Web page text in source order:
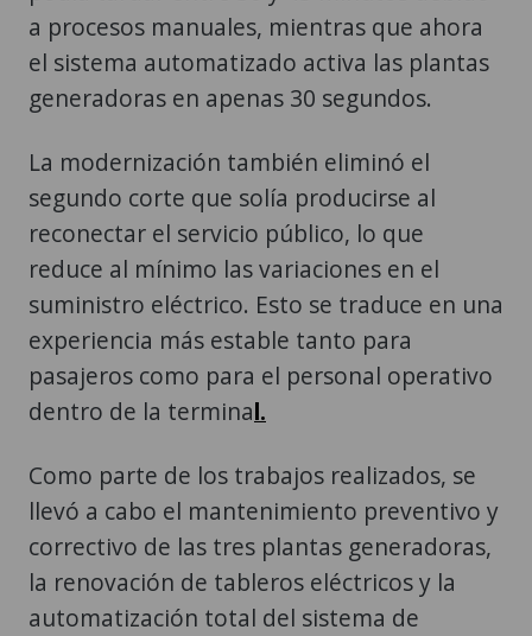
a procesos manuales, mientras que ahora
el sistema automatizado activa las plantas
generadoras en apenas 30 segundos.
La modernización también eliminó el
segundo corte que solía producirse al
reconectar el servicio público, lo que
reduce al mínimo las variaciones en el
suministro eléctrico. Esto se traduce en una
experiencia más estable tanto para
pasajeros como para el personal operativo
dentro de la terminal.
Como parte de los trabajos realizados, se
llevó a cabo el mantenimiento preventivo y
correctivo de las tres plantas generadoras,
la renovación de tableros eléctricos y la
automatización total del sistema de